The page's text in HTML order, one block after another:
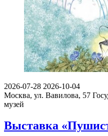
2026-07-28 2026-10-04
Москва, ул. Вавилова, 57
музей
Выставка